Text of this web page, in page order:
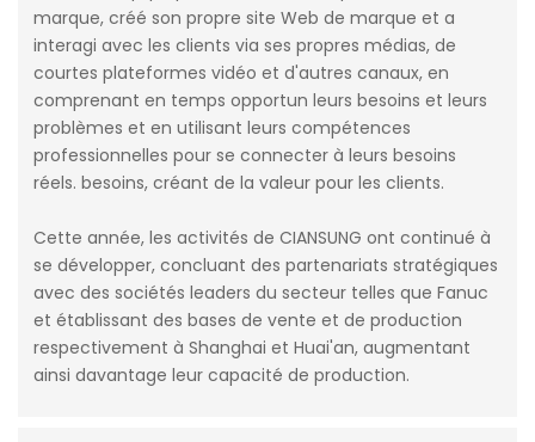
marque, créé son propre site Web de marque et a
interagi avec les clients via ses propres médias, de
courtes plateformes vidéo et d'autres canaux, en
comprenant en temps opportun leurs besoins et leurs
problèmes et en utilisant leurs compétences
professionnelles pour se connecter à leurs besoins
réels. besoins, créant de la valeur pour les clients.
Cette année, les activités de CIANSUNG ont continué à
se développer, concluant des partenariats stratégiques
avec des sociétés leaders du secteur telles que Fanuc
et établissant des bases de vente et de production
respectivement à Shanghai et Huai'an, augmentant
ainsi davantage leur capacité de production.